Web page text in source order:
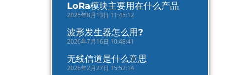
LoRa模块主要用在什么产品
2025年8月13日 11:45:12
波形发生器怎么用?
2026年7月16日 10:48:41
无线信道是什么意思
2026年2月27日 15:52:14